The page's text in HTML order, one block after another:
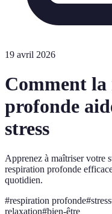
19 avril 2026
Comment
profonde
stress
Apprenez à maîtriser votre
respiration profonde
quotidien.
#respiration profonde#stress
relaxation#bien-être